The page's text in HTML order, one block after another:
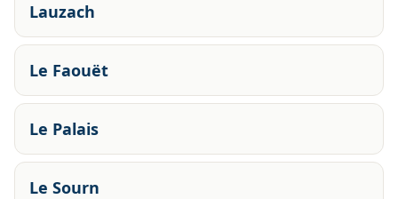
Lauzach
Le Faouët
Le Palais
Le Sourn